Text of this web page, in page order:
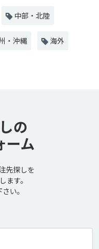
中部・北陸
・沖縄 海外
の
ーム
先探しを
ます。
い。